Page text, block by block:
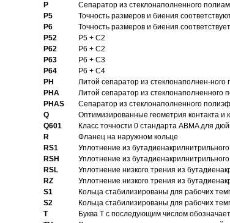
P
Cепаратор из стеклонаполненного
P5
Точность размеров и биения
P6
Точность размеров и биения
P52
P5 + C2
P62
P6 + C2
P63
P6 + C3
P64
P6 + C4
PH
Литой сепаратор из стеклонаполнен-
PHA
Литой сепаратор из
PHAS
Сепаратор из стеклонаполненного
Q
Оптимизированные геометрия контакта и
Q601
Класс точности 0 стандарта ABMA для
R
Фланец на наружном кольце
RS1
Уплотнение из
RSH
Уплотнение из
RSL
Уплотнение низкого трения из
RZ
Уплотнение низкого трения из
S1
Кольца стабилизированы для рабочих
S2
Кольца стабилизированы для рабочих
T
Буква T с последующим числом